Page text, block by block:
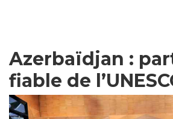
Azerbaïdjan :
fiable de